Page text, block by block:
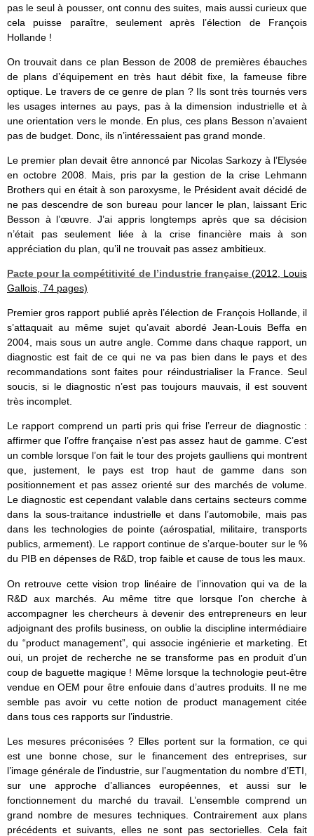
pas le seul à pousser, ont connu des suites, mais aussi curieux que
cela puisse paraître, seulement après l’élection de François
Hollande !
On trouvait dans ce plan Besson de 2008 de premières ébauches
de plans d’équipement en très haut débit fixe, la fameuse fibre
optique. Le travers de ce genre de plan ? Ils sont très tournés vers
les usages internes au pays, pas à la dimension industrielle et à
une orientation vers le monde. En plus, ces plans Besson n’avaient
pas de budget. Donc, ils n’intéressaient pas grand monde.
Le premier plan devait être annoncé par Nicolas Sarkozy à l’Elysée
en octobre 2008. Mais, pris par la gestion de la crise Lehmann
Brothers qui en était à son paroxysme, le Président avait décidé de
ne pas descendre de son bureau pour lancer le plan, laissant Eric
Besson à l’œuvre. J’ai appris longtemps après que sa décision
n’était pas seulement liée à la crise financière mais à son
appréciation du plan, qu’il ne trouvait pas assez ambitieux.
Pacte pour la compétitivité de l’industrie française(2012, Louis
Gallois, 74 pages)
Premier gros rapport publié après l’élection de François Hollande, il
s’attaquait au même sujet qu’avait abordé Jean-Louis Beffa en
2004, mais sous un autre angle. Comme dans chaque rapport, un
diagnostic est fait de ce qui ne va pas bien dans le pays et des
recommandations sont faites pour réindustrialiser la France. Seul
soucis, si le diagnostic n’est pas toujours mauvais, il est souvent
très incomplet.
Le rapport comprend un parti pris qui frise l’erreur de diagnostic :
affirmer que l’offre française n’est pas assez haut de gamme. C’est
un comble lorsque l’on fait le tour des projets gaulliens qui montrent
que, justement, le pays est trop haut de gamme dans son
positionnement et pas assez orienté sur des marchés de volume.
Le diagnostic est cependant valable dans certains secteurs comme
dans la sous-traitance industrielle et dans l’automobile, mais pas
dans les technologies de pointe (aérospatial, militaire, transports
publics, armement). Le rapport continue de s’arque-bouter sur le %
du PIB en dépenses de R&D, trop faible et cause de tous les maux.
On retrouve cette vision trop linéaire de l’innovation qui va de la
R&D aux marchés. Au même titre que lorsque l’on cherche à
accompagner les chercheurs à devenir des entrepreneurs en leur
adjoignant des profils business, on oublie la discipline intermédiaire
du “product management”, qui associe ingénierie et marketing. Et
oui, un projet de recherche ne se transforme pas en produit d’un
coup de baguette magique ! Même lorsque la technologie peut-être
vendue en OEM pour être enfouie dans d’autres produits. Il ne me
semble pas avoir vu cette notion de product management citée
dans tous ces rapports sur l’industrie.
Les mesures préconisées ? Elles portent sur la formation, ce qui
est une bonne chose, sur le financement des entreprises, sur
l’image générale de l’industrie, sur l’augmentation du nombre d’ETI,
sur une approche d’alliances européennes, et aussi sur le
fonctionnement du marché du travail. L’ensemble comprend un
grand nombre de mesures techniques. Contrairement aux plans
précédents et suivants, elles ne sont pas sectorielles. Cela fait